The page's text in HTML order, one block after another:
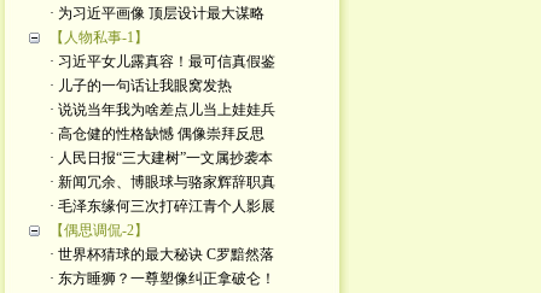
· 为习近平画像 顶层设计最大谋略
【人物私事-1】
· 习近平女儿露真容！最可信真假鉴
· 儿子的一句话让我眼窝发热
· 说说当年我为啥差点儿当上娃娃兵
· 高仓健的性格缺憾 偶像崇拜反思
· 人民日报“三大建树”一文属抄袭本
· 新闻冗余、博眼球与骆家辉辞职真
· 毛泽东缘何三次打碎江青个人影展
【偶思调侃-2】
· 世界杯猜球的最大秘诀 C罗黯然落
· 东方睡狮？一尊塑像纠正拿破仑！